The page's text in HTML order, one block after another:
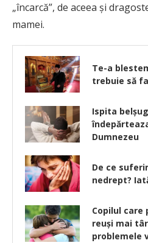
„încarcă”, de aceea şi
mamei.
Te-a
trebuie să
Ispita
Dumnezeu
De ce
nedrept?
Copilul care
reuși mai
problemele